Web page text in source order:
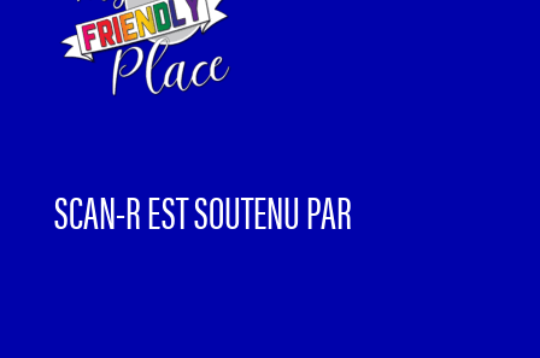
SCAN-R EST SOUTENU PAR